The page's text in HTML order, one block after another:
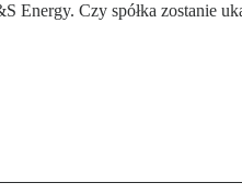
Energy. Czy spółka zostanie